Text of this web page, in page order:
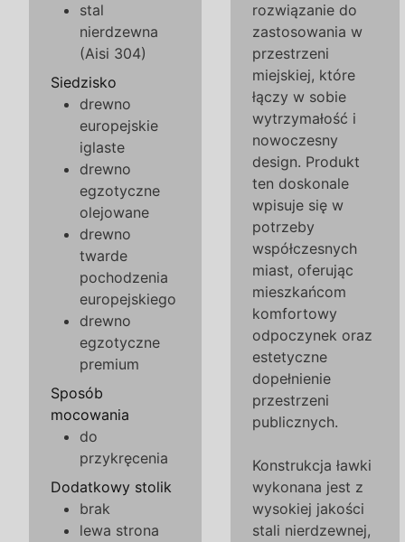
stal
nierdzewna
(Aisi 304)
Siedzisko
drewno
europejskie
iglaste
drewno
egzotyczne
olejowane
drewno
twarde
pochodzenia
europejskiego
drewno
egzotyczne
premium
Sposób
mocowania
do
przykręcenia
Dodatkowy stolik
brak
lewa strona
rozwiązanie do
zastosowania w
przestrzeni
miejskiej, które
łączy w sobie
wytrzymałość i
nowoczesny
design. Produkt
ten doskonale
wpisuje się w
potrzeby
współczesnych
miast, oferując
mieszkańcom
komfortowy
odpoczynek oraz
estetyczne
dopełnienie
przestrzeni
publicznych.
Konstrukcja ławki
wykonana jest z
wysokiej jakości
stali nierdzewnej,